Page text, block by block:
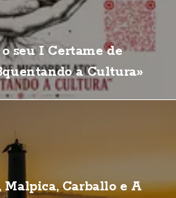
seu I Certame de
a Cultura»
Malpica, Carballo e A